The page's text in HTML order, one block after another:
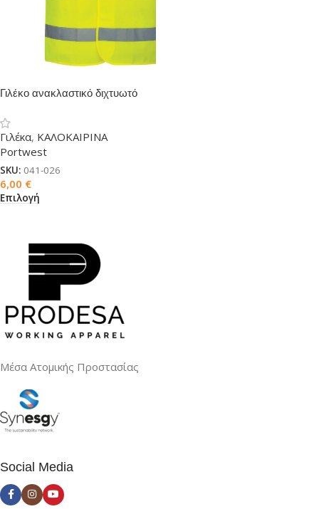
Γιλέκο ανακλαστικό διχτυωτό
Γιλέκα, ΚΑΛΟΚΑΙΡΙΝΑ
Portwest
SKU: 041-026
6,00 €
Επιλογή
Μέσα Ατομικής Προστασίας
Social Media